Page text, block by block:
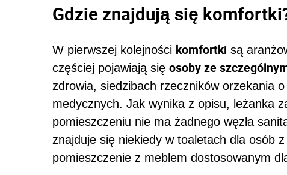
Gdzie znajdują się
W pierwszej kolejności komfortki są
częściej pojawiają się osoby ze
zdrowia, siedzibach rzeczników orzekania
medycznych. Jak wynika z opisu, leżanka
pomieszczeniu nie ma żadnego węzła
znajduje się niekiedy w toaletach dla osób
pomieszczenie z meblem dostosowanym